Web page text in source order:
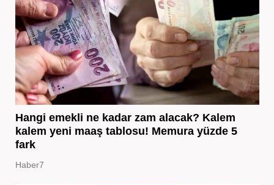
Hangi emekli ne kadar zam alacak? Kalem
kalem yeni maaş tablosu! Memura yüzde 5
fark
Haber7